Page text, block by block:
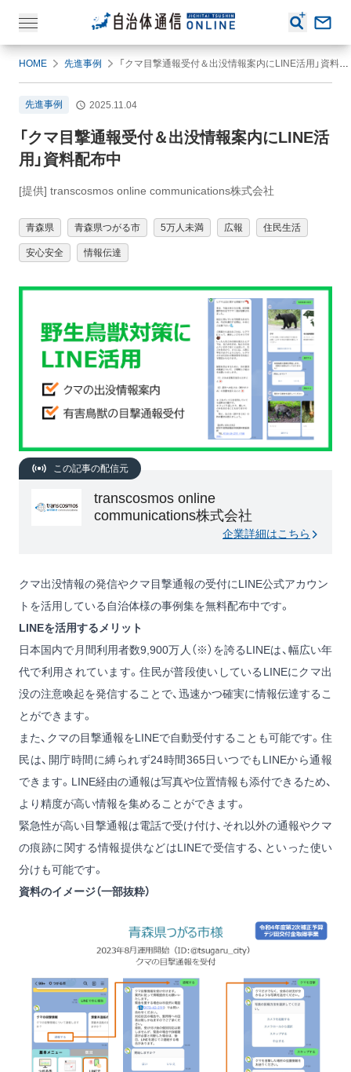
HOME 先進事例 「クマ目撃通報受付＆出没情報案内にLINE活用」資料配布中
先進事例 2025.11.04
「クマ目撃通報受付＆出没情報案内にLINE活
用」資料配布中
[提供] transcosmos online communications株式会社
青森県 青森県つがる市 5万人未満 広報 住民生活
安心安全 情報伝達
この記事の配信元
transcosmos online
communications株式会社
企業詳細はこちら
クマ出没情報の発信やクマ目撃通報の受付にLINE公式アカウン
トを活用している自治体様の事例集を無料配布中です。
LINEを活用するメリット
日本国内で月間利用者数9,900万人（※）を誇るLINEは、幅広い年
代で利用されています。住民が普段使いしているLINEにクマ出
没の注意喚起を発信することで、迅速かつ確実に情報伝達するこ
とができます。
また、クマの目撃通報をLINEで自動受付することも可能です。住
民は、開庁時間に縛られず24時間365日いつでもLINEから通報
できます。LINE経由の通報は写真や位置情報も添付できるため、
より精度が高い情報を集めることができます。
緊急性が高い目撃通報は電話で受け付け、それ以外の通報やクマ
の痕跡に関する情報提供などはLINEで受信する、といった使い
分けも可能です。
資料のイメージ（一部抜粋）